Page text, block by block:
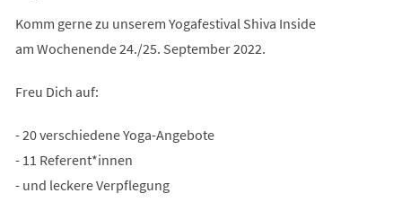
Komm gerne zu unserem Yogafestival Shiva Inside
am Wochenende 24./25. September 2022.
Freu Dich auf:
- 20 verschiedene Yoga-Angebote
- 11 Referent*innen
- und leckere Verpflegung